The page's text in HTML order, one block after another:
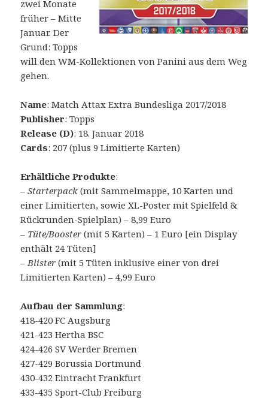
zwei Monate
früher – Mitte
Januar. Der
Grund: Topps
will den WM-Kollektionen von Panini aus dem Weg
gehen.
Name: Match Attax Extra Bundesliga 2017/2018
Publisher: Topps
Release (D): 18. Januar 2018
Cards: 207 (plus 9 Limitierte Karten)
Erhältliche Produkte:
– Starterpack (mit Sammelmappe, 10 Karten und
einer Limitierten, sowie XL-Poster mit Spielfeld &
Rückrunden-Spielplan) – 8,99 Euro
– Tüte/Booster (mit 5 Karten) – 1 Euro [ein Display
enthält 24 Tüten]
–Blister (mit 5 Tüten inklusive einer von drei
Limitierten Karten) – 4,99 Euro
Aufbau der Sammlung:
418-420 FC Augsburg
421-423 Hertha BSC
424-426 SV Werder Bremen
427-429 Borussia Dortmund
430-432 Eintracht Frankfurt
433-435 Sport-Club Freiburg